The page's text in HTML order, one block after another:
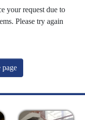
your request due to
Please try again
page